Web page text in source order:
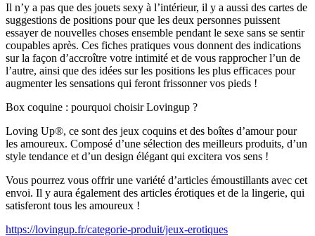
Il n’y a pas que des jouets sexy à l’intérieur, il y a aussi des cartes de
suggestions de positions pour que les deux personnes puissent
essayer de nouvelles choses ensemble pendant le sexe sans se sentir
coupables après. Ces fiches pratiques vous donnent des indications
sur la façon d’accroître votre intimité et de vous rapprocher l’un de
l’autre, ainsi que des idées sur les positions les plus efficaces pour
augmenter les sensations qui feront frissonner vos pieds !
Box coquine : pourquoi choisir Lovingup ?
Loving Up®, ce sont des jeux coquins et des boîtes d’amour pour
les amoureux. Composé d’une sélection des meilleurs produits, d’un
style tendance et d’un design élégant qui excitera vos sens !
Vous pourrez vous offrir une variété d’articles émoustillants avec cet
envoi. Il y aura également des articles érotiques et de la lingerie, qui
satisferont tous les amoureux !
https://lovingup.fr/categorie-produit/jeux-erotiques